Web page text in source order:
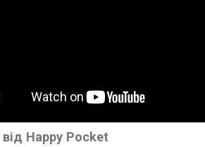
Happy Pocket